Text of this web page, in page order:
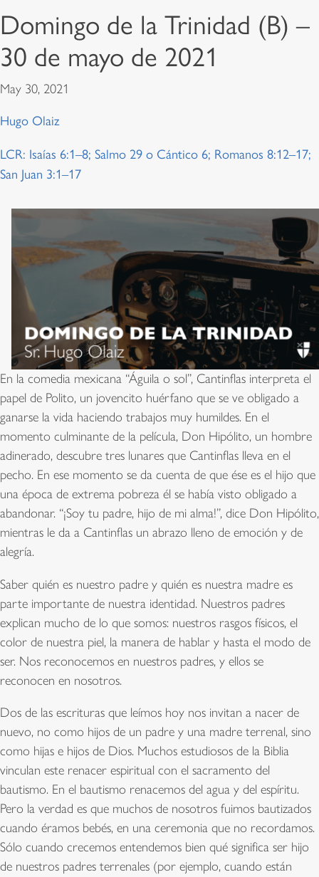
Domingo de la Trinidad (B) –
30 de mayo de 2021
May 30, 2021
Hugo Olaiz
LCR: Isaías 6:1–8; Salmo 29 o Cántico 6; Romanos 8:12–17;
San Juan 3:1–17
En la comedia mexicana “Águila o sol”, Cantinflas interpreta el
papel de Polito, un jovencito huérfano que se ve obligado a
ganarse la vida haciendo trabajos muy humildes. En el
momento culminante de la película, Don Hipólito, un hombre
adinerado, descubre tres lunares que Cantinflas lleva en el
pecho. En ese momento se da cuenta de que ése es el hijo que
una época de extrema pobreza él se había visto obligado a
abandonar. “¡Soy tu padre, hijo de mi alma!”, dice Don Hipólito,
mientras le da a Cantinflas un abrazo lleno de emoción y de
alegría.
Saber quién es nuestro padre y quién es nuestra madre es
parte importante de nuestra identidad. Nuestros padres
explican mucho de lo que somos: nuestros rasgos físicos, el
color de nuestra piel, la manera de hablar y hasta el modo de
ser. Nos reconocemos en nuestros padres, y ellos se
reconocen en nosotros.
Dos de las escrituras que leímos hoy nos invitan a nacer de
nuevo, no como hijos de un padre y una madre terrenal, sino
como hijas e hijos de Dios. Muchos estudiosos de la Biblia
vinculan este renacer espiritual con el sacramento del
bautismo. En el bautismo renacemos del agua y del espíritu.
Pero la verdad es que muchos de nosotros fuimos bautizados
cuando éramos bebés, en una ceremonia que no recordamos.
Sólo cuando crecemos entendemos bien qué significa ser hijo
de nuestros padres terrenales (por ejemplo, cuando están